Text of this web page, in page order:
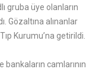
gruba üye olanların
Gözaltına alınanlar
Kurumu’na getirildi.
bankaların camlarının